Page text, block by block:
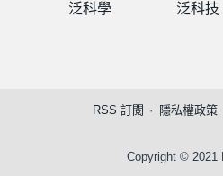
泛科學 泛科技
RSS 訂閱 隱私權政策
Copyright © 2021